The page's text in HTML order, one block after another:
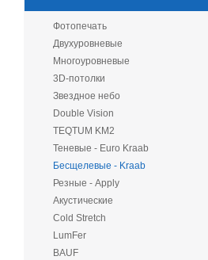
Фотопечать
Двухуровневые
Многоуровневые
3D-потолки
Звездное небо
Double Vision
TEQTUM KM2
Теневые - Euro Kraab
Бесщелевые - Kraab
Резные - Apply
Акустические
Cold Stretch
LumFer
BAUF